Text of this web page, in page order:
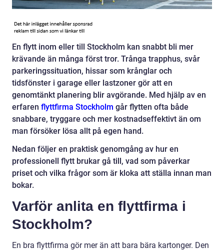
En flytt inom eller till Stockholm kan snabbt bli mer
krävande än många först tror. Trånga trapphus, svår
parkeringssituation, hissar som krånglar och
tidsfönster i garage eller lastzoner gör att en
genomtänkt planering blir avgörande. Med hjälp av en
erfaren flyttfirma Stockholm går flytten ofta både
snabbare, tryggare och mer kostnadseffektivt än om
man försöker lösa allt på egen hand.
Nedan följer en praktisk genomgång av hur en
professionell flytt brukar gå till, vad som påverkar
priset och vilka frågor som är kloka att ställa innan man
bokar.
Varför anlita en flyttfirma i
Stockholm?
En bra flyttfirma gör mer än att bara bära kartonger. Den